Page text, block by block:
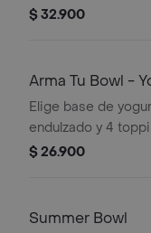
mango, fresa,
$ 32.900
Arma Tu Bowl -
Elige base de
endulzado y 4
$ 26.900
Summer Bowl